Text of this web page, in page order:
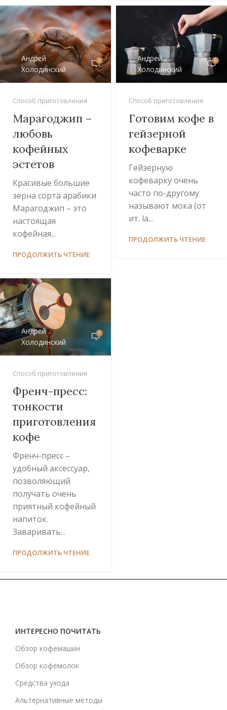
Андрей
Холодинский
0
Способ приготовления
Марагоджип –
любовь
кофейных
эстетов
Красивые большие
зерна сорта арабики
Марагоджип – это
настоящая
кофейная...
ПРОДОЛЖИТЬ ЧТЕНИЕ
Андрей
Холодинский
0
Способ приготовления
Готовим кофе в
гейзерной
кофеварке
Гейзерную
кофеварку очень
часто по-другому
называют мока (от
ит. la...
ПРОДОЛЖИТЬ ЧТЕНИЕ
Андрей
Холодинский
0
Способ приготовления
Френч-пресс:
тонкости
приготовления
кофе
Френч-пресс –
удобный аксессуар,
позволяющий
получать очень
приятный кофейный
напиток.
Заваривать...
ПРОДОЛЖИТЬ ЧТЕНИЕ
ИНТЕРЕСНО ПОЧИТАТЬ
Обзор кофемашин
Обзор кофемолок
Средства ухода
Альтернативные методы